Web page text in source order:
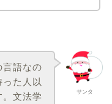
サンタ
言語なの
た人以
文法学